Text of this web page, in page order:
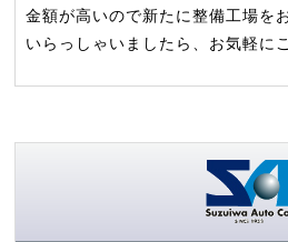
金額が高いので新たに整備工場を
いらっしゃいましたら、お気軽に